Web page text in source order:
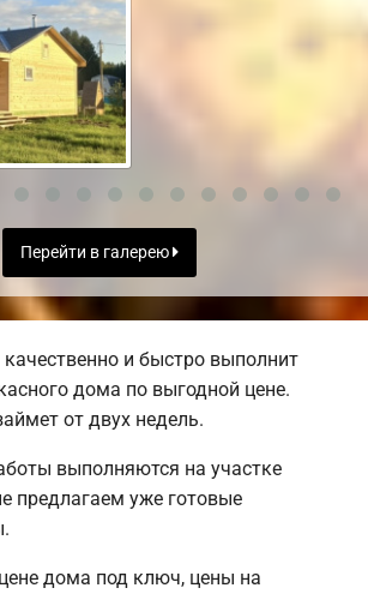
Перейти в галерею
и быстро выполнит
дома по выгодной цене.
от двух недель.
выполняются на участке
предлагаем уже готовые
дома под ключ, цены на